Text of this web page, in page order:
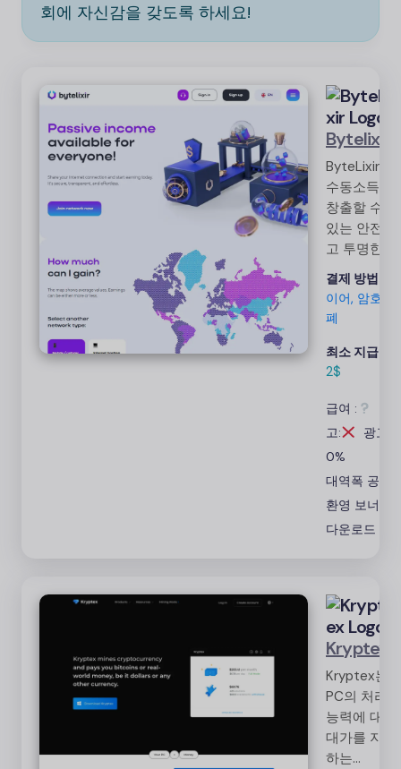
회에 자신감을 갖도록 하세요!
Bytelixir
ByteLixir는
수동소득을
창출할 수
있는 안전하
고 투명한
앱입니다.
사용자는 인
터넷 연결을
을 벌 수 있
습니다. 수
네트워크 속
도 등의 요
인에 따라
달라집니다.
결제 방법:
이어, 암호화
폐
최소 지급액:
2$
급여 :
고:
광고:
0%
대역폭 공유
환영 보너스
다운로드
Kryptex
Kryptex는
PC의 처리
능력에 대한
대가를 지불
하는